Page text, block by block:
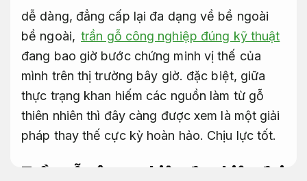
dễ dàng, đẳng cấp lại đa dạng về bề ngoài
bề ngoài, trần gỗ công nghiệp đúng kỹ thuật
đang bao giờ bước chứng minh vị thế của
mình trên thị trường bây giờ. đặc biệt, giữa
thực trạng khan hiếm các nguồn làm từ gỗ
thiên nhiên thì đây càng được xem là một giải
pháp thay thế cực kỳ hoàn hảo. Chịu lực tốt.
Trần gỗ công nghiệp đẹp hiện đại